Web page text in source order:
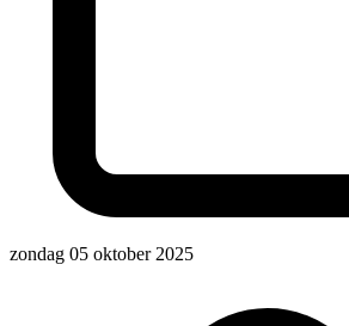
zondag 05 oktober 2025